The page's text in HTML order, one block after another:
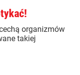
organizmów
takiej